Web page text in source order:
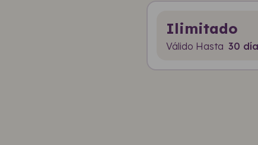
Ilimitado
Válido Hasta 30